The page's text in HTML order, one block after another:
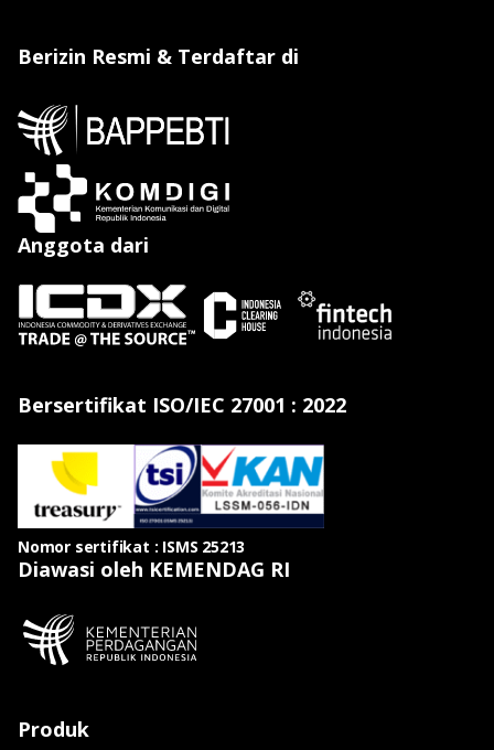
Berizin Resmi & Terdaftar di
Anggota dari
Bersertifikat ISO/IEC 27001 : 2022
Nomor sertifikat : ISMS 25213
Diawasi oleh KEMENDAG RI
Produk